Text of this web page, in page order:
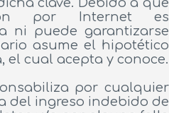
clave. Debido a que
por Internet es
ni puede garantizarse
asume el hipotético
el cual acepta y conoce.
por cualquier
del ingreso indebido de